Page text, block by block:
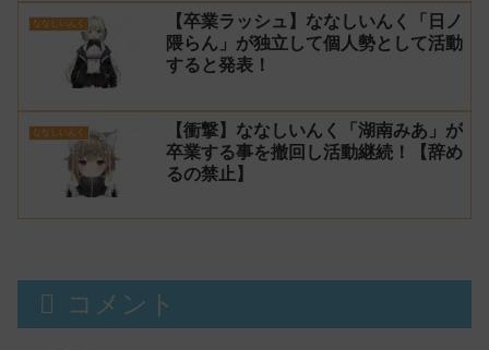
ななしいんく
【卒業ラッシュ】ななしいんく「日ノ
隈らん」が独立して個人勢として活動
すると発表！
ななしいんく
【衝撃】ななしいんく「湖南みあ」が
卒業する事を撤回し活動継続！【辞め
るの禁止】
コメント